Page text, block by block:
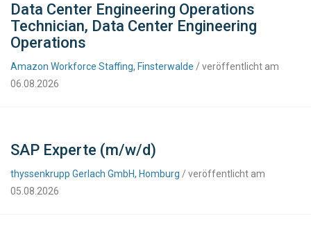
Data Center Engineering Operations
Technician, Data Center Engineering
Operations
Amazon Workforce Staffing, Finsterwalde / veröffentlicht am
06.08.2026
SAP Experte (m/w/d)
thyssenkrupp Gerlach GmbH, Homburg / veröffentlicht am
05.08.2026